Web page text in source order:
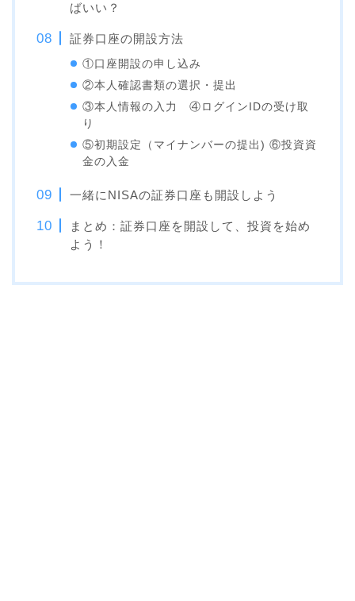
ばいい？
証券口座の開設方法
①口座開設の申し込み
②本人確認書類の選択・提出
③本人情報の入力 ④ログインIDの受け取
り
⑤初期設定（マイナンバーの提出) ⑥投資資
金の入金
一緒にNISAの証券口座も開設しよう
まとめ：証券口座を開設して、投資を始め
よう！